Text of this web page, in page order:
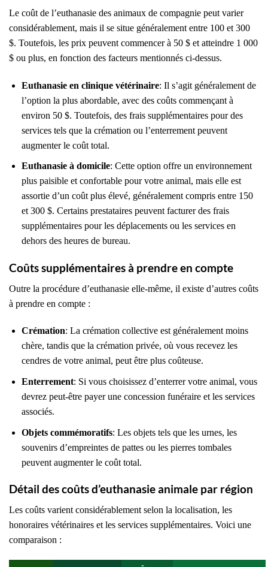
Le coût de l’euthanasie des animaux de compagnie peut varier
considérablement, mais il se situe généralement entre 100 et 300
$. Toutefois, les prix peuvent commencer à 50 $ et atteindre 1 000
$ ou plus, en fonction des facteurs mentionnés ci-dessus.
Euthanasie en clinique vétérinaire: Il s’agit généralement de
l’option la plus abordable, avec des coûts commençant à
environ 50 $. Toutefois, des frais supplémentaires pour des
services tels que la crémation ou l’enterrement peuvent
augmenter le coût total.
Euthanasie à domicile: Cette option offre un environnement
plus paisible et confortable pour votre animal, mais elle est
assortie d’un coût plus élevé, généralement compris entre 150
et 300 $. Certains prestataires peuvent facturer des frais
supplémentaires pour les déplacements ou les services en
dehors des heures de bureau.
Coûts supplémentaires à prendre en compte
Outre la procédure d’euthanasie elle-même, il existe d’autres coûts
à prendre en compte :
Crémation: La crémation collective est généralement moins
chère, tandis que la crémation privée, où vous recevez les
cendres de votre animal, peut être plus coûteuse.
Enterrement: Si vous choisissez d’enterrer votre animal, vous
devrez peut-être payer une concession funéraire et les services
associés.
Objets commémoratifs: Les objets tels que les urnes, les
souvenirs d’empreintes de pattes ou les pierres tombales
peuvent augmenter le coût total.
Détail des coûts d’euthanasie animale par région
Les coûts varient considérablement selon la localisation, les
honoraires vétérinaires et les services supplémentaires. Voici une
comparaison :